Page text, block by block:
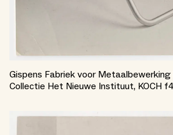
Gispens Fabriek voor Metaalbewerking
Collectie Het Nieuwe Instituut, KOCH